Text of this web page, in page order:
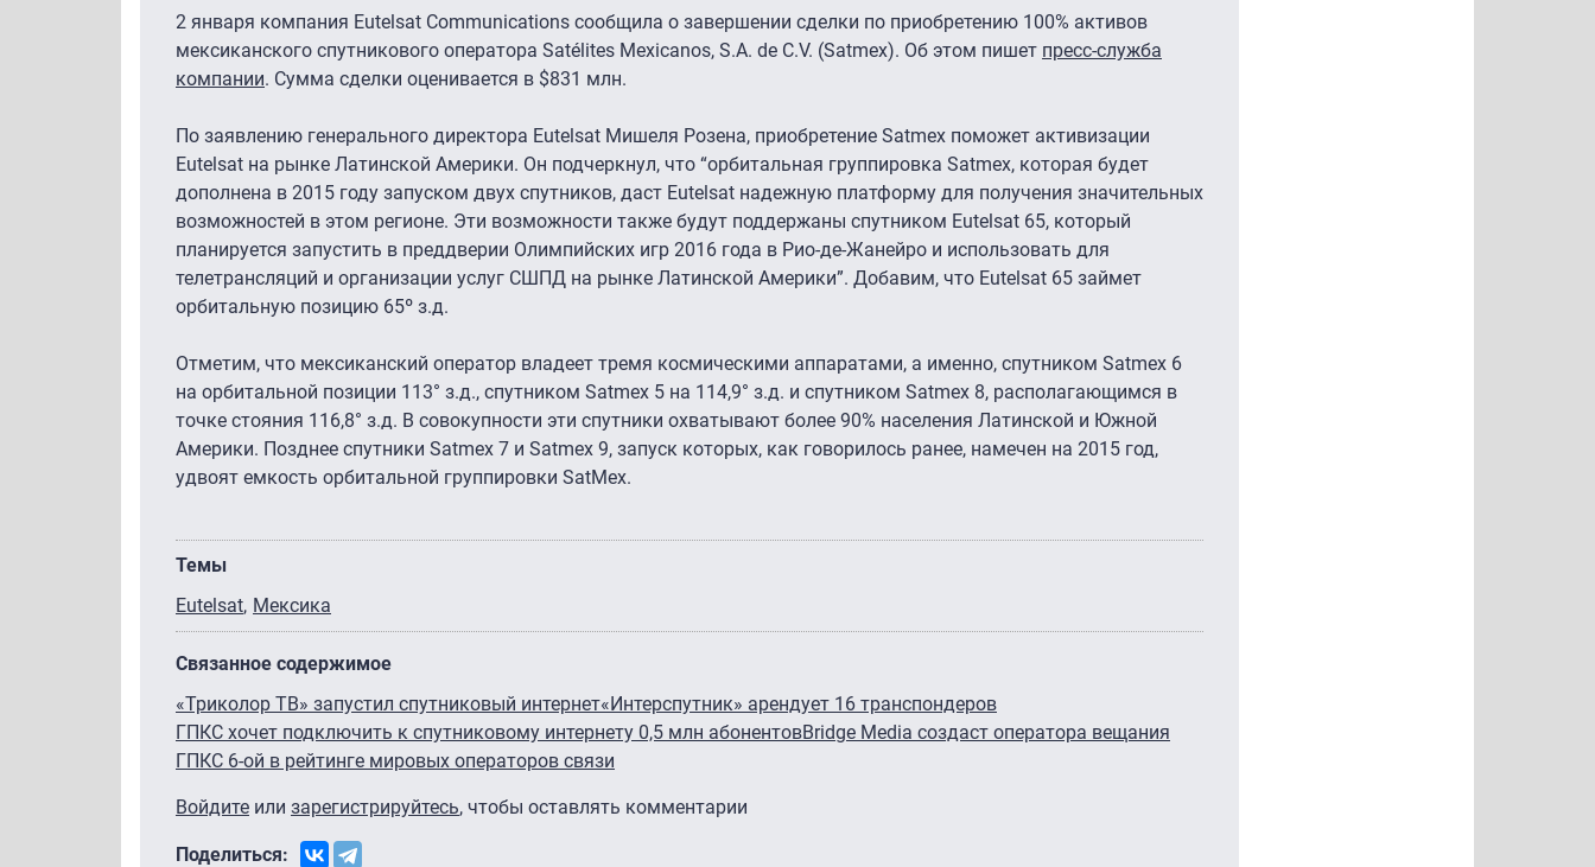
2 января компания Eutelsat Communications сообщила о завершении сделки по приобретению 100% активов
мексиканского спутникового оператора Satélites Mexicanos, S.A. de C.V. (Satmex). Об этом пишет пресс-служба
компании. Сумма сделки оценивается в $831 млн.
По заявлению генерального директора Eutelsat Мишеля Розена, приобретение Satmex поможет активизации
Eutelsat на рынке Латинской Америки. Он подчеркнул, что “орбитальная группировка Satmex, которая будет
дополнена в 2015 году запуском двух спутников, даст Eutelsat надежную платформу для получения значительных
возможностей в этом регионе. Эти возможности также будут поддержаны спутником Eutelsat 65, который
планируется запустить в преддверии Олимпийских игр 2016 года в Рио-де-Жанейро и использовать для
телетрансляций и организации услуг СШПД на рынке Латинской Америки”. Добавим, что Eutelsat 65 займет
орбитальную позицию 65º з.д.
Отметим, что мексиканский оператор владеет тремя космическими аппаратами, а именно, спутником Satmex 6
на орбитальной позиции 113° з.д., спутником Satmex 5 на 114,9° з.д. и спутником Satmex 8, располагающимся в
точке стояния 116,8° з.д. В совокупности эти спутники охватывают более 90% населения Латинской и Южной
Америки. Позднее спутники Satmex 7 и Satmex 9, запуск которых, как говорилось ранее, намечен на 2015 год,
удвоят емкость орбитальной группировки SatMex.
Темы
Eutelsat Мексика
Связанное содержимое
«Триколор ТВ» запустил спутниковый интернет«Интерспутник» арендует 16 транспондеров
ГПКС хочет подключить к спутниковому интернету 0,5 млн абонентовBridge Media создаст оператора вещания
ГПКС 6-ой в рейтинге мировых операторов связи
Войдите или зарегистрируйтесь, чтобы оставлять комментарии
Поделиться: